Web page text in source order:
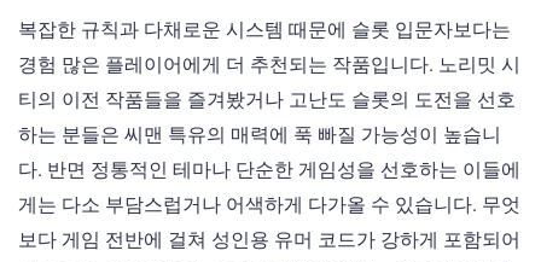
복잡한 규칙과 다채로운 시스템 때문에 슬롯 입문자보다는
경험 많은 플레이어에게 더 추천되는 작품입니다. 노리밋 시
티의 이전 작품들을 즐겨봤거나 고난도 슬롯의 도전을 선호
하는 분들은 씨맨 특유의 매력에 푹 빠질 가능성이 높습니
다. 반면 정통적인 테마나 단순한 게임성을 선호하는 이들에
게는 다소 부담스럽거나 어색하게 다가올 수 있습니다. 무엇
보다 게임 전반에 걸쳐 성인용 유머 코드가 강하게 포함되어